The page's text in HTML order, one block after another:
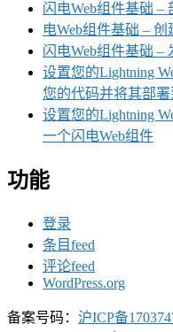
闪电Web组件基础 –
电Web组件基础 –
闪电Web组件基础 –
设置您的Lightning
您的代码并将其部
设置您的Lightning
一个闪电Web组件
功能
登录
条目feed
评论feed
WordPress.org
备案号码： 沪ICP备